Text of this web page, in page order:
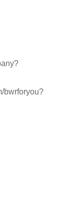
bwrforyou?